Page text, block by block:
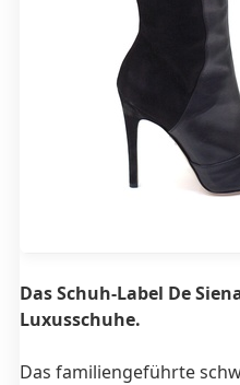
Das Schuh-Label De
Luxusschuhe.
Das familiengeführte